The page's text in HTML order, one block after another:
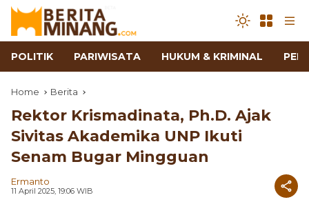
POLITIK PARIWISATA HUKUM & KRIMINAL
Home Berita
Rektor Krismadinata, Ph.D. Ajak
Sivitas Akademika UNP Ikuti
Senam Bugar Mingguan
Ermanto
11 April 2025, 19:06 WIB